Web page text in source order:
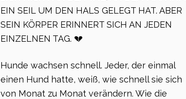
EIN SEIL UM DEN HALS GELEGT HAT. ABER
SEIN KÖRPER ERINNERT SICH AN JEDEN
EINZELNEN TAG. 💔
Hunde wachsen schnell. Jeder, der einmal
einen Hund hatte, weiß, wie schnell sie sich
von Monat zu Monat verändern. Wie die